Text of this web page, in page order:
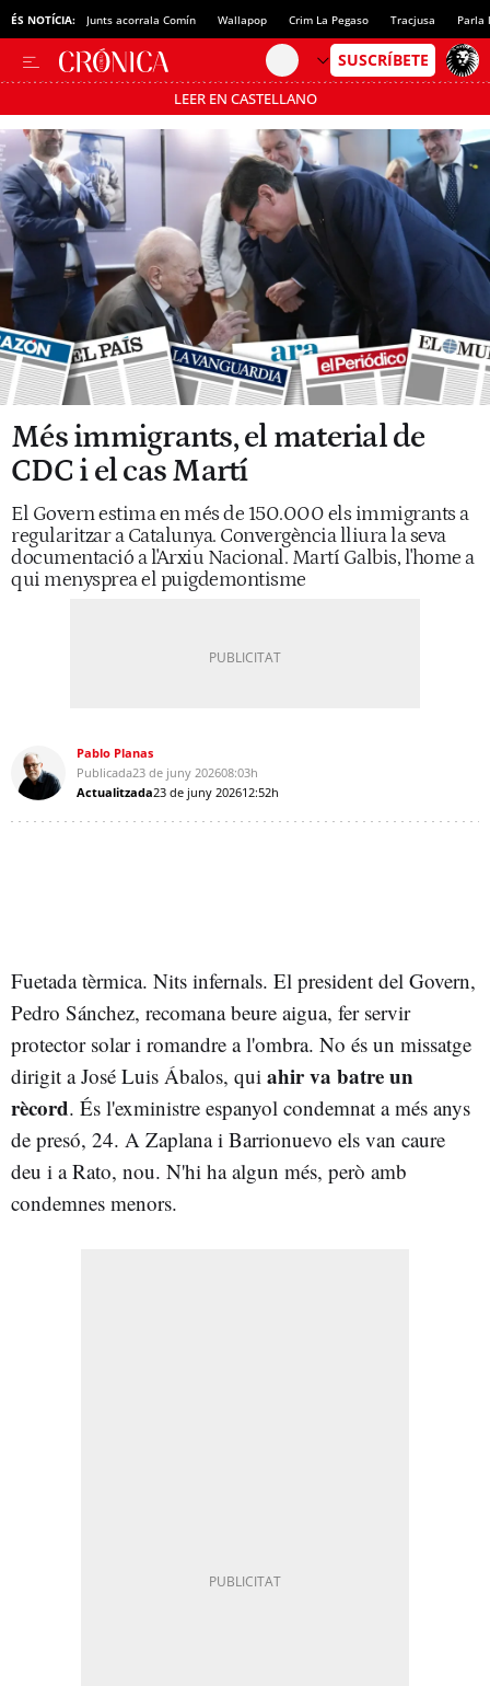
ÉS NOTÍCIA: Junts acorrala Comín Wallapop Crim La Pegaso Tracjusa Parla
LEER EN CASTELLANO
Passa’t al mode estalvi
Més immigrants, el material de
CDC i el cas Martí
El Govern estima en més de 150.000 els immigrants a
regularitzar a Catalunya. Convergència lliura la seva
documentació a l'Arxiu Nacional. Martí Galbis, l'home a
qui menysprea el puigdemontisme
Pablo Planas
Publicada23 de juny 202608:03h
Actualitzada23 de juny 202612:52h
Fuetada tèrmica. Nits infernals. El president del Govern,
Pedro Sánchez, recomana beure aigua, fer servir
protector solar i romandre a l'ombra. No és un missatge
dirigit a José Luis Ábalos, qui ahir va batre un
rècord. És l'exministre espanyol condemnat a més anys
de presó, 24. A Zaplana i Barrionuevo els van caure
deu i a Rato, nou. N'hi ha algun més, però amb
condemnes menors.